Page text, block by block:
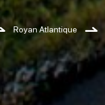
Royan Atlantique